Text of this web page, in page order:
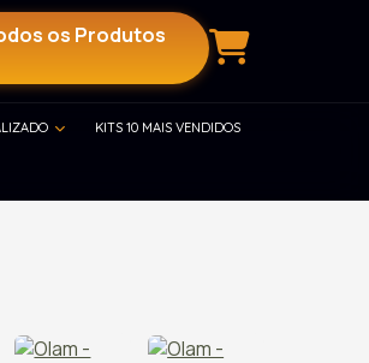
os Produtos
KITS 10 MAIS VENDIDOS